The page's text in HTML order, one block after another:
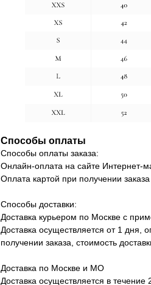
Способы оплаты
Способы оплаты заказа:
Онлайн-оплата на сайте Интернет-
Оплата картой при получении
Способы доставки:
Доставка курьером по Москве с
Доставка осуществляется от 1 дня,
получении заказа, стоимость
Доставка по Москве и МО
Доставка осуществляется в